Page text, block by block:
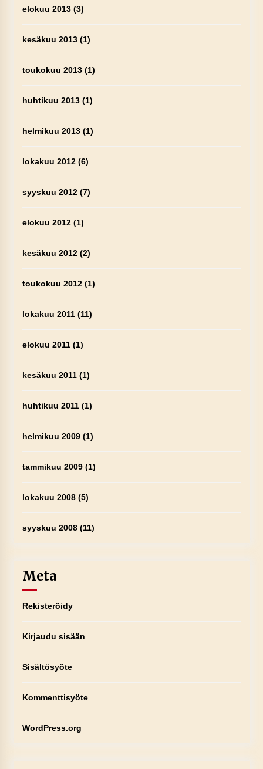
elokuu 2013(3)
kesäkuu 2013(1)
toukokuu 2013(1)
huhtikuu 2013(1)
helmikuu 2013(1)
lokakuu 2012(6)
syyskuu 2012(7)
elokuu 2012(1)
kesäkuu 2012(2)
toukokuu 2012(1)
lokakuu 2011(11)
elokuu 2011(1)
kesäkuu 2011(1)
huhtikuu 2011(1)
helmikuu 2009(1)
tammikuu 2009(1)
lokakuu 2008(5)
syyskuu 2008(11)
Meta
Rekisteröidy
Kirjaudu sisään
Sisältösyöte
Kommenttisyöte
WordPress.org